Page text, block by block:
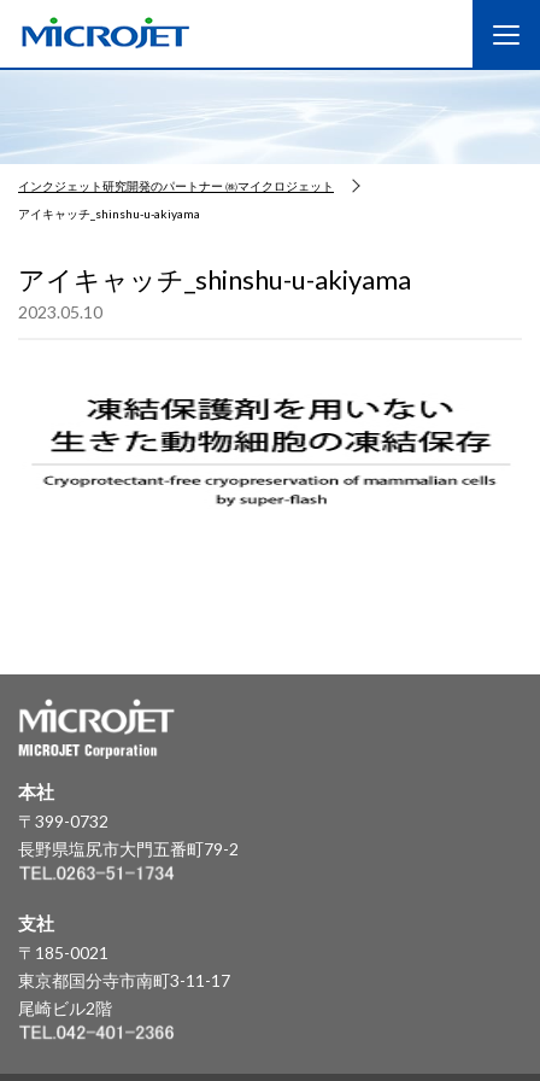
インクジェット研究開発のパートナー ㈱マイクロジェット
アイキャッチ_shinshu-u-akiyama
アイキャッチ_shinshu-u-akiyama
2023.05.10
本社
〒399-0732
長野県塩尻市大門五番町79-2
支社
〒185-0021
東京都国分寺市南町3-11-17
尾崎ビル2階